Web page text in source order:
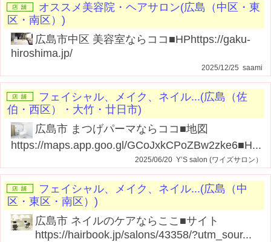
オススメ美容院・ヘアサロン(広島（中区・東
区・南区）)
広島市中区 美容室ならココ■HPhttps://gaku-
hiroshima.jp/
2025/12/25 saami
フェイシャル、メイク、ネイル...(広島（佐
伯・西区）・大竹・廿日市)
広島市 まつげパーマならココ■地図
https://maps.app.goo.gl/GCoJxkCPoZBw2zke6■H...
2025/06/20 Y’S salon (ワイズサロン）
フェイシャル、メイク、ネイル...(広島（中
区・東区・南区）)
広島市 ネイルのケアならここ■サイト
https://hairbook.jp/salons/43358/?utm_sour...